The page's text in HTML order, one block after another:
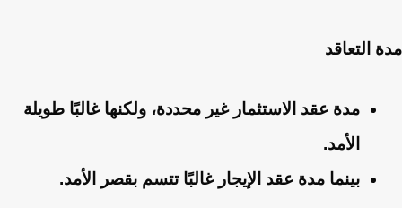
مدة التعاقد
مدة عقد الاستثمار غير محددة، ولكنها غالبًا طويلة
الأمد.
بينما مدة عقد الإيجار غالبًا تتسم بقصر الأمد.